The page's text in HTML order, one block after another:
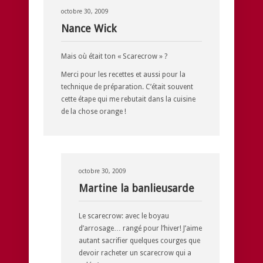
octobre 30, 2009
Nance Wick
Mais où était ton « Scarecrow » ?
Merci pour les recettes et aussi pour la
technique de préparation. C’était souvent
cette étape qui me rebutait dans la cuisine
de la chose orange !
octobre 30, 2009
Martine la banlieusarde
Le scarecrow: avec le boyau
d’arrosage… rangé pour l’hiver! J’aime
autant sacrifier quelques courges que
devoir racheter un scarecrow qui a